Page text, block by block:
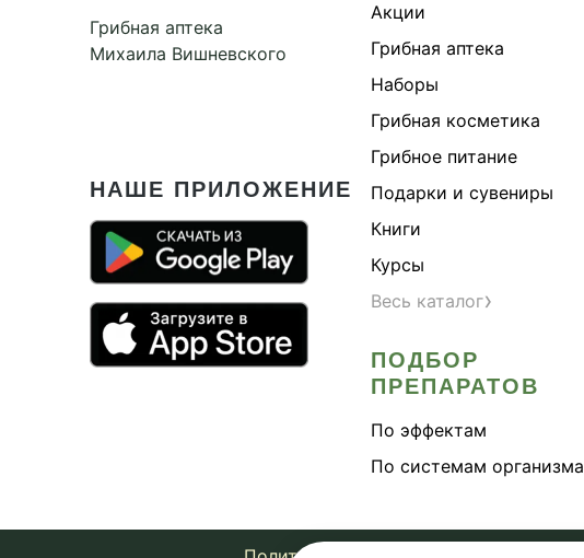
Грибная аптека
Михаила Вишневского
НАШЕ ПРИЛОЖЕНИЕ
Акции
Грибная аптека
Наборы
Грибная косметика
Грибное питание
Подарки и сувениры
Книги
Курсы
Весь каталог›
ПОДБОР
ПРЕПАРАТОВ
По эффектам
По системам организма